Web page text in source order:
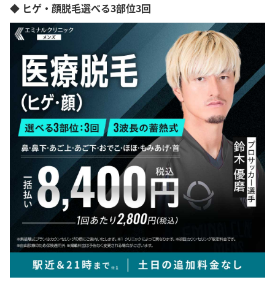
◆ ヒゲ・顔脱毛選べる3部位3回